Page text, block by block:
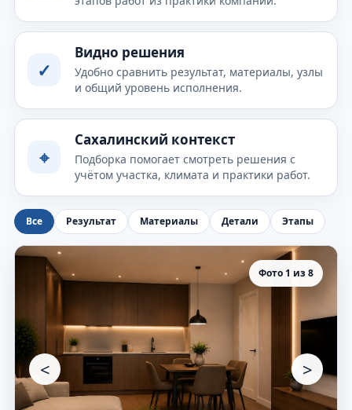
✓
Видно решения
Удобно сравнить результат, материалы, узлы
и общий уровень исполнения.
⌖
Сахалинский контекст
Подборка помогает смотреть решения с
учётом участка, климата и практики работ.
Все Результат Материалы Детали Этапы
Фото 1 из 8
< >